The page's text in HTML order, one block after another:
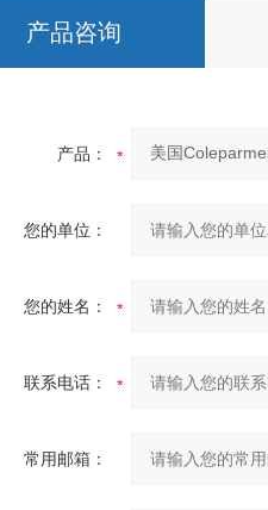
产品咨询
产品：
您的单位：
您的姓名：
联系电话：
常用邮箱：